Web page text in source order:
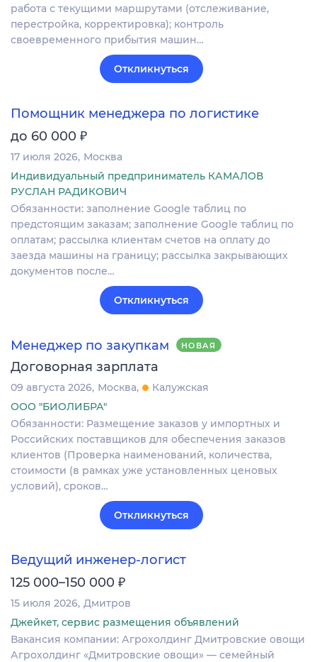
работа с текущими маршрутами (отслеживание,
перестройка, корректировка); контроль
своевременного прибытия машин…
Откликнуться
Помощник менеджера по логистике
до 60 000 ₽
17 июля 2026 Москва
Индивидуальный предприниматель КАМАЛОВ
РУСЛАН РАДИКОВИЧ
Обязанности: заполнение Google таблиц по
предстоящим заказам; заполнение Google таблиц по
оплатам; рассылка клиентам счетов на оплату до
заезда машины на границу; рассылка закрывающих
документов после…
Откликнуться
Менеджер по закупкам НОВАЯ
Договорная зарплата
09 августа 2026 Москва
Калужская
ООО "БИОЛИБРА"
Обязанности: Размещение заказов у импортных и
Российских поставщиков для обеспечения заказов
клиентов (Проверка наименований, количества,
стоимости (в рамках уже установленных ценовых
условий), сроков…
Откликнуться
Ведущий инженер-логист
125 000–150 000 ₽
15 июля 2026 Дмитров
Джейкет, сервис размещения объявлений
Вакансия компании: Агрохолдинг Дмитровские овощи
Агрохолдинг «Дмитровские овощи» — семейный